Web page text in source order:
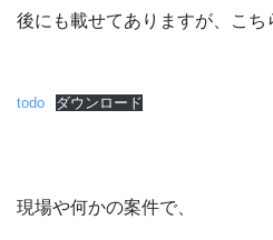
後にも載せてありますが、こち
todo ダウンロード
現場や何かの案件で、